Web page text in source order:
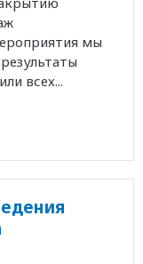
мы
всех...